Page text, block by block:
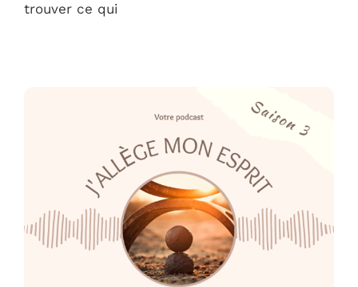
trouver ce qui